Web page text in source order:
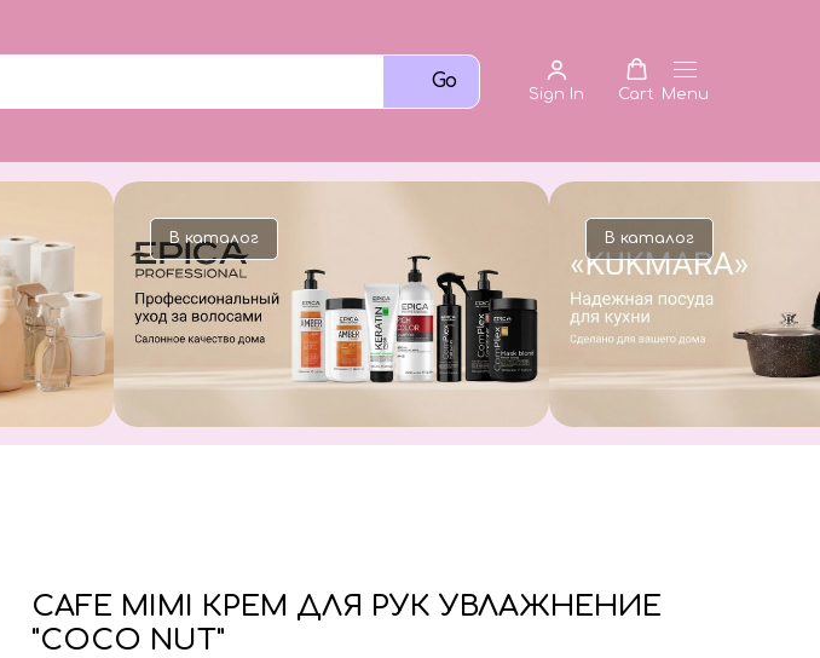
Go
Sign In Cart Menu
В каталог
CAFE MIMI КРЕМ ДЛЯ РУК УВЛАЖНЕНИЕ
"COCO NUT"